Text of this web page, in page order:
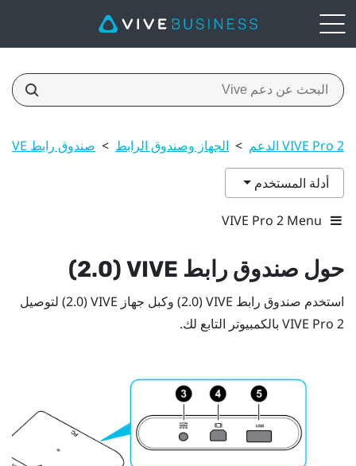
VIVE Pro 2 الدعم > الجهاز وصندوق الرابط > صندوق رابط VIVE ‏(2.0)
أدلة المستخدم
VIVE Pro 2 Menu
حول صندوق رابط VIVE ‏(2.0)
استخدم صندوق رابط VIVE ‏(2.0) وكبل جهاز VIVE ‏(2.0)
لتوصيل
VIVE Pro 2 بالكمبيوتر التابع لك.